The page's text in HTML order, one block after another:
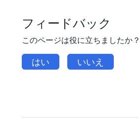
フィードバック
このページは役に立ちましたか？
はい いいえ